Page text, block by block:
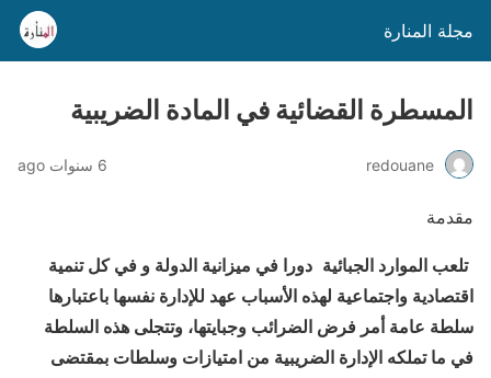
مجلة المنارة
المسطرة القضائية في المادة الضريبية
redouane 6 سنوات ago
مقدمة
تلعب الموارد الجبائية دورا في ميزانية الدولة و في كل تنمية
اقتصادية واجتماعية لهذه الأسباب عهد للإدارة نفسها باعتبارها
سلطة عامة أمر فرض الضرائب وجبايتها، وتتجلى هذه السلطة
في ما تملكه الإدارة الضريبية من امتيازات وسلطات بمقتضى